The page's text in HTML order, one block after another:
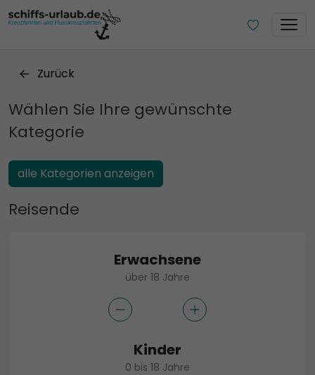
Zurück
Wählen Sie Ihre gewünschte
Kategorie
alle Kategorien anzeigen
Reisende
Erwachsene
über 18 Jahre
Kinder
0 bis 18 Jahre